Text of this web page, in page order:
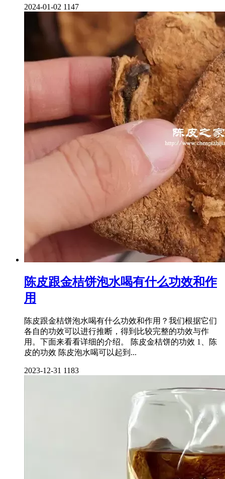
2024-01-02 1147
陈皮跟金桔饼泡水喝有什么功效和作
用
陈皮跟金桔饼泡水喝有什么功效和作用？我们根据它们
各自的功效可以进行推断，得到比较完整的功效与作
用。下面来看看详细的介绍。 陈皮金桔饼的功效 1、陈
皮的功效 陈皮泡水喝可以起到...
2023-12-31 1183